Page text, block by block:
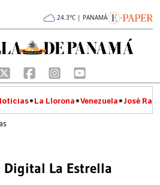
24.3°C | PANAMÁ
La Llorona Venezuela José
Digital La Estrella